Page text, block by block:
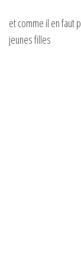
et comme il en faut
jeunes filles